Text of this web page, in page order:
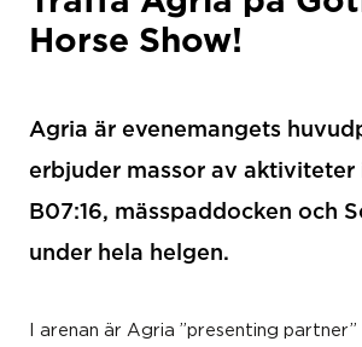
Horse Show!
Agria är evenemangets
erbjuder massor av aktiviteter
B07:16, mässpaddocken och
under hela helgen.
I arenan är Agria ”presenting